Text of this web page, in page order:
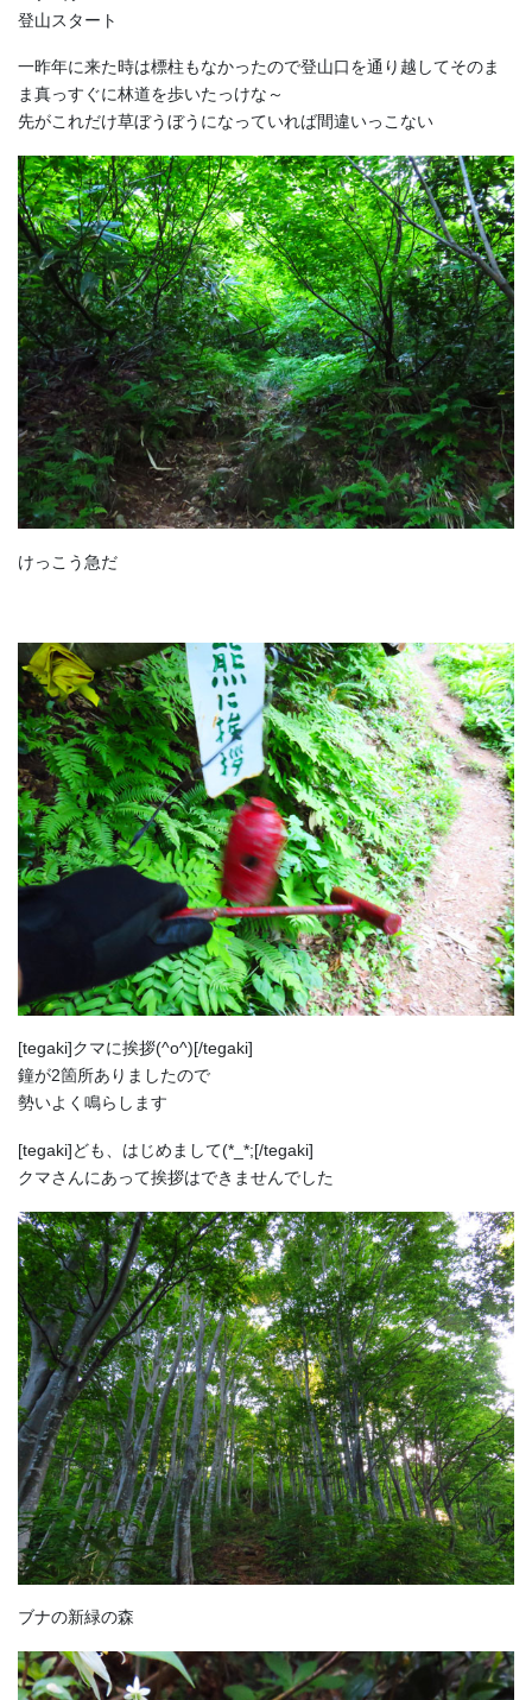
登山スタート
一昨年に来た時は標柱もなかったので登山口を通り越してそのま
ま真っすぐに林道を歩いたっけな～
先がこれだけ草ぼうぼうになっていれば間違いっこない
けっこう急だ
[tegaki]クマに挨拶(^o^)[/tegaki]
鐘が2箇所ありましたので
勢いよく鳴らします
[tegaki]ども、はじめまして(*_*;[/tegaki]
クマさんにあって挨拶はできませんでした
ブナの新緑の森